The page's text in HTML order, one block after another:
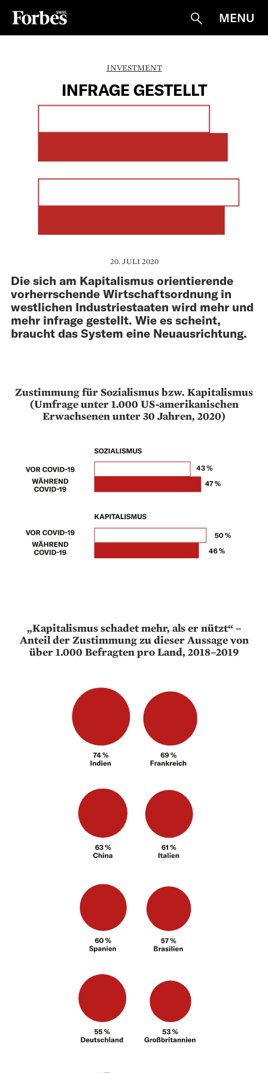
Suche
MENU
INVESTMENT
INFRAGE GESTELLT
20. JULI 2020
Die sich am Kapitalismus orientierende
vorherrschende Wirt­schaftsordnung in
westlichen Industriestaaten wird mehr und
mehr infrage gestellt. Wie es scheint,
braucht das System eine Neuausrichtung.
Zustimmung für Sozialismus bzw. Kapitalismus
(Umfrage unter 1.000 US-amerikanischen
Erwachsenen unter 30 Jahren, 2020)
„Kapitalismus schadet mehr, als er nützt“ –
Anteil der Zustimmung zu dieser Aussage von
über 1.000 Befragten pro Land, 2018–2019